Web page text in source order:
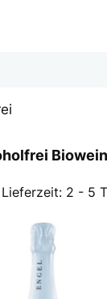
Biowein
Lieferzeit: 2 - 5